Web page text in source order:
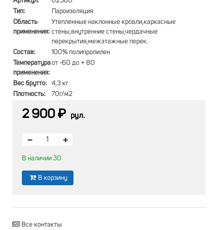
Тип:
Пароизоляция
Область
применения:
Утепленные наклонные кровли,каркасные
стены,внутренние стены,чердачные
перекрытия,межэтажные перек.
Состав:
100% полипропилен
Температура
применения:
от -60 до + 80
Вес брутто:
4,3 кг
Плотность:
70г/м2
2 900 ₽ рул.
В наличии 30
В корзину
Все контакты